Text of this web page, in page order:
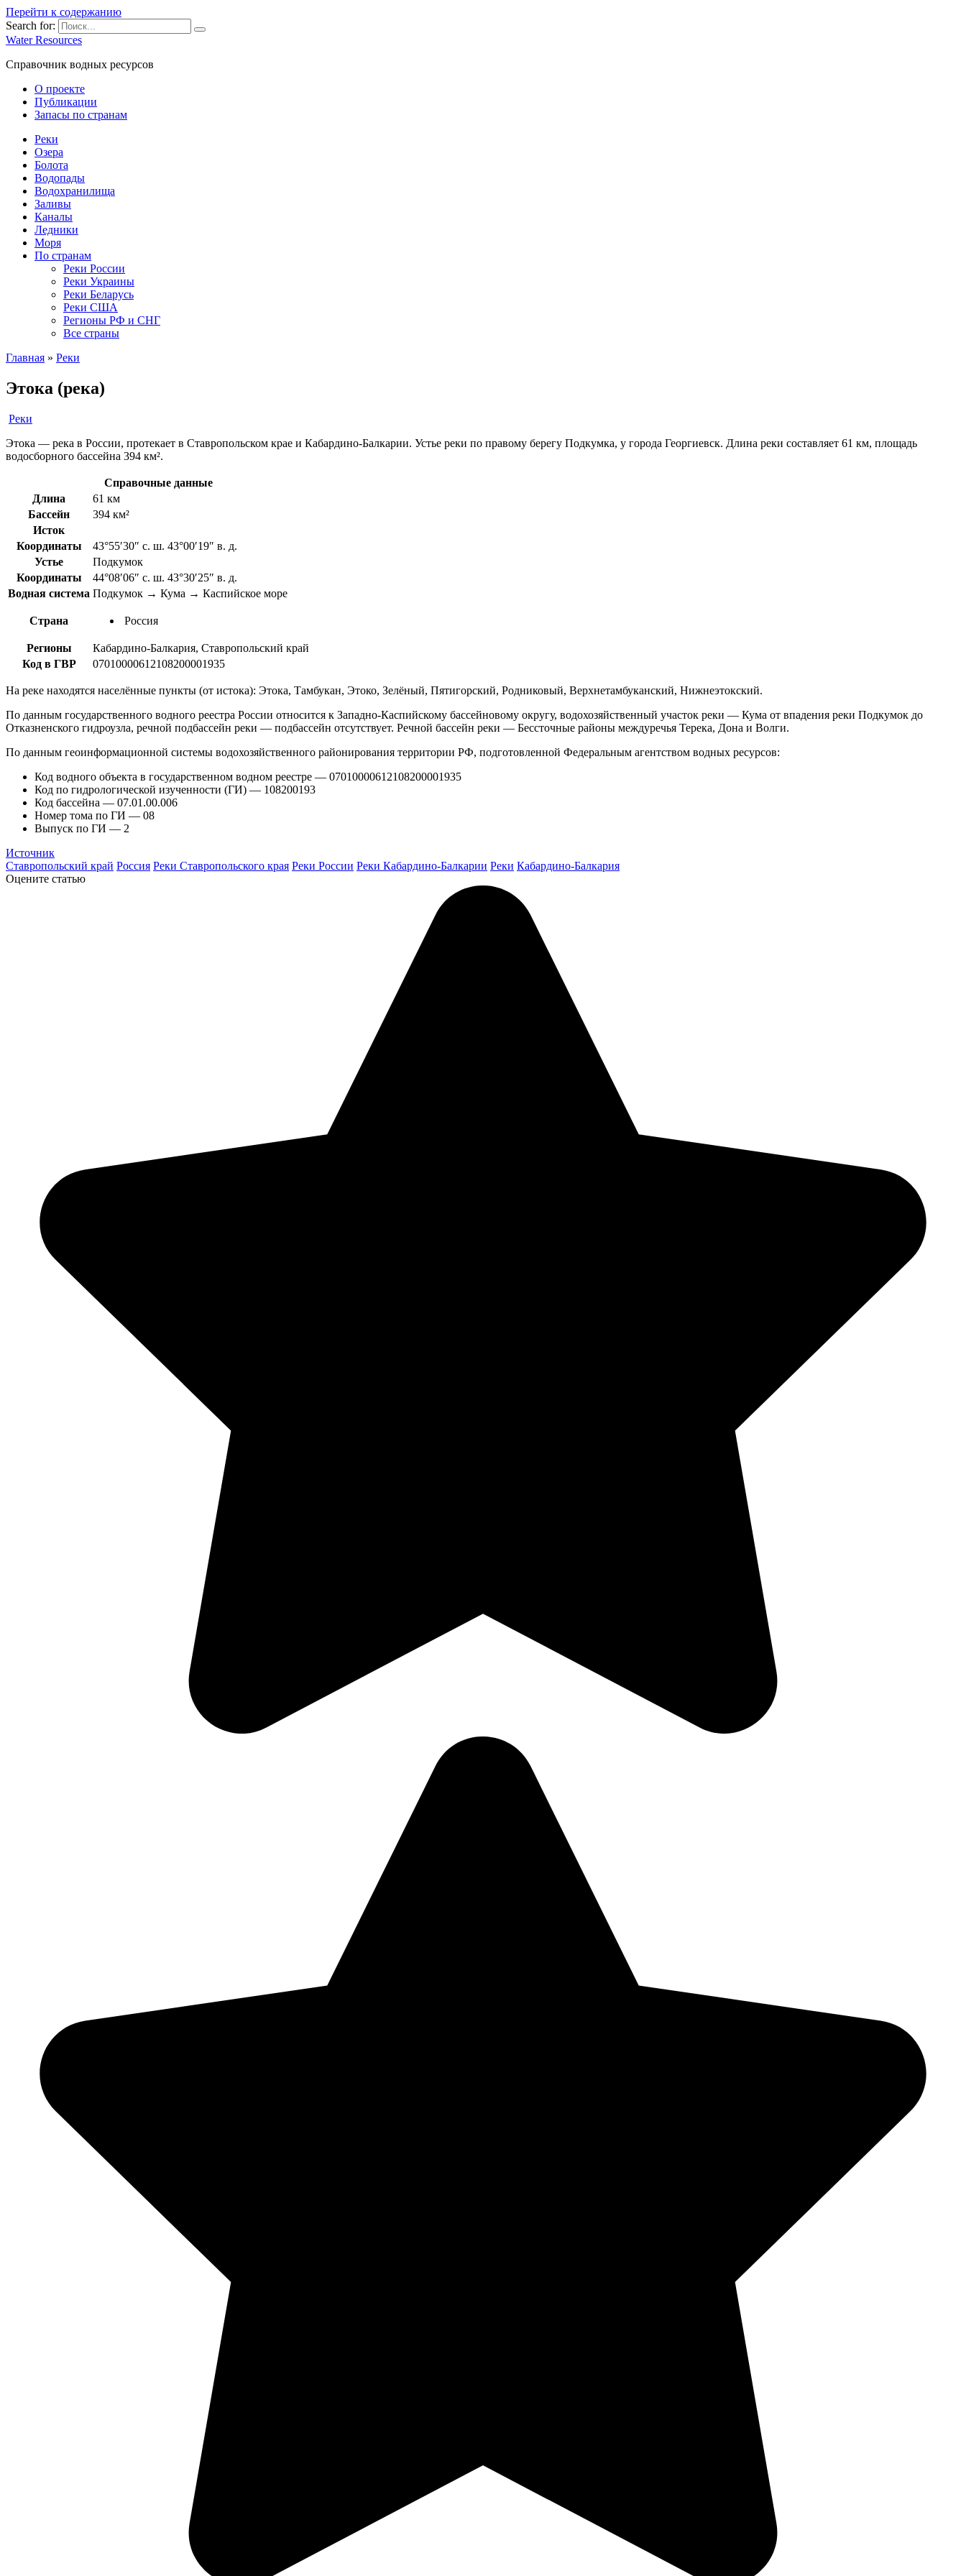
Перейти к содержанию
Search for:
Water Resources
Справочник водных ресурсов
О проекте
Публикации
Запасы по странам
Реки
Озера
Болота
Водопады
Водохранилища
Заливы
Каналы
Ледники
Моря
По странам
Реки России
Реки Украины
Реки Беларусь
Реки США
Регионы РФ и СНГ
Все страны
Главная » Реки
Этока (река)
Реки
Этока — река в России, протекает в Ставропольском крае и Кабардино-Балкарии. Устье реки по правому берегу Подкумка, у города Георгиевск. Длина реки составляет 61 км, площадь
водосборного бассейна 394 км².
Справочные данные
Длина
61 км
Бассейн
394 км²
Исток
Координаты
43°55′30″ с. ш. 43°00′19″ в. д.
Устье
Подкумок
Координаты
44°08′06″ с. ш. 43°30′25″ в. д.
Водная система Подкумок → Кума → Каспийское море
Страна Россия
Регионы
Кабардино-Балкария, Ставропольский край
Код в ГВР
07010000612108200001935
На реке находятся населённые пункты (от истока): Этока, Тамбукан, Этоко, Зелёный, Пятигорский, Родниковый, Верхнетамбуканский, Нижнеэтокский.
По данным государственного водного реестра России относится к Западно-Каспийскому бассейновому округу, водохозяйственный участок реки — Кума от впадения реки Подкумок до
Отказненского гидроузла, речной подбассейн реки — подбассейн отсутствует. Речной бассейн реки — Бессточные районы междуречья Терека, Дона и Волги.
По данным геоинформационной системы водохозяйственного районирования территории РФ, подготовленной Федеральным агентством водных ресурсов:
Код водного объекта в государственном водном реестре — 07010000612108200001935
Код по гидрологической изученности (ГИ) — 108200193
Код бассейна — 07.01.00.006
Номер тома по ГИ — 08
Выпуск по ГИ — 2
Источник
Ставропольский край Россия Реки Ставропольского края Реки России Реки Кабардино-Балкарии Реки Кабардино-Балкария
Оцените статью